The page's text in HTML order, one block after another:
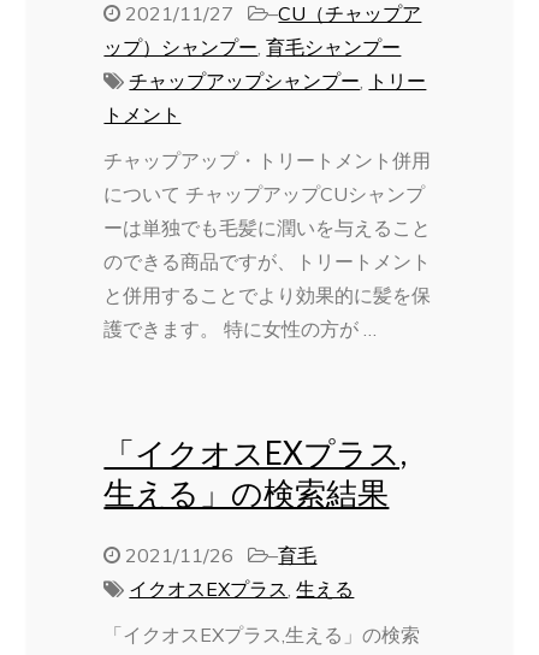
2021/11/27 –CU（チャップア
ップ）シャンプー,育毛シャンプー
チャップアップシャンプー, トリー
トメント
チャップアップ・トリートメント併用
について チャップアップCUシャンプ
ーは単独でも毛髪に潤いを与えること
のできる商品ですが、トリートメント
と併用することでより効果的に髪を保
護できます。 特に女性の方が …
「イクオスEXプラス,
生える」の検索結果
2021/11/26 –育毛
イクオスEXプラス,生える
「イクオスEXプラス,生える」の検索